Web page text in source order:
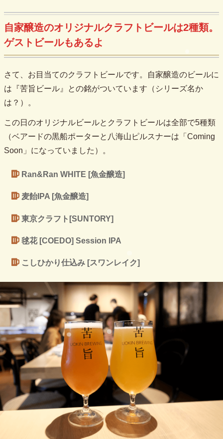
自家醸造のオリジナルクラフトビールは2種類。
ゲストビールもあるよ
さて、お目当てのクラフトビールです。自家醸造のビールに
は『苦旨ビール』との銘がついています（シリーズ名か
は？）。
この日のオリジナルビールとクラフトビールは全部で5種類
（ベアードの黒船ポーターと八海山ピルスナーは「Coming
Soon」になっていました）。
Ran&Ran WHITE [魚金醸造]
麦飴IPA [魚金醸造]
東京クラフト[SUNTORY]
毬花 [COEDO] Session IPA
こしひかり仕込み [スワンレイク]